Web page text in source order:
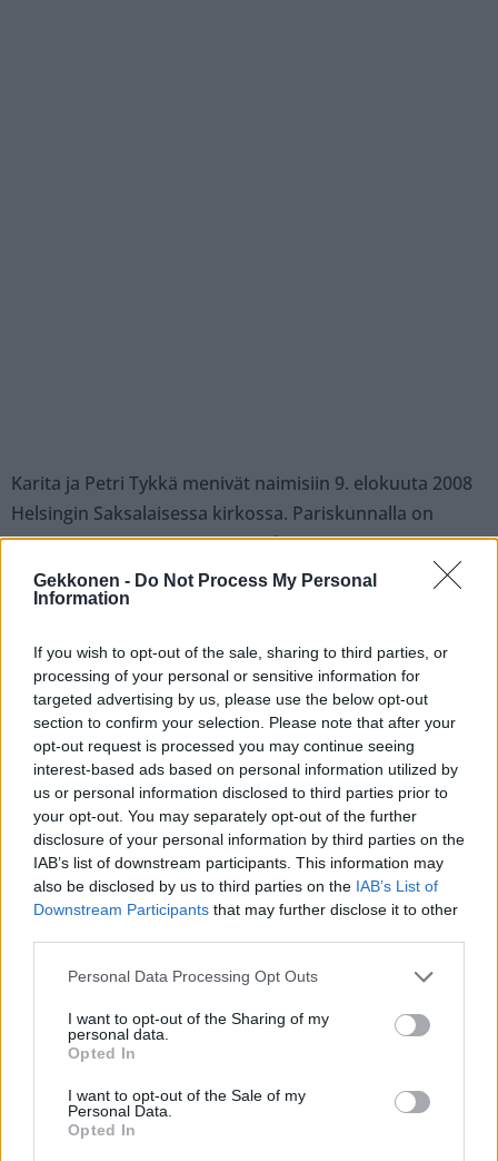
Gekkonen - Do Not Process My Personal
Information
If you wish to opt-out of the sale, sharing to third parties, or
processing of your personal or sensitive information for
targeted advertising by us, please use the below opt-out
section to confirm your selection. Please note that after your
opt-out request is processed you may continue seeing
interest-based ads based on personal information utilized by
us or personal information disclosed to third parties prior to
your opt-out. You may separately opt-out of the further
disclosure of your personal information by third parties on the
IAB’s list of downstream participants. This information may
also be disclosed by us to third parties on the IAB’s List of
Downstream Participants that may further disclose it to other
Personal Data Processing Opt Outs
I want to opt-out of the Sharing of my
personal data.
Opted In
I want to opt-out of the Sale of my
Personal Data.
Opted In
Karita ja Petri Tykkä menivät naimisiin 9. elokuuta 2008
Helsingin Saksalaisessa kirkossa. Pariskunnalla on
vuonna 2010 syntynytLuca-poika.